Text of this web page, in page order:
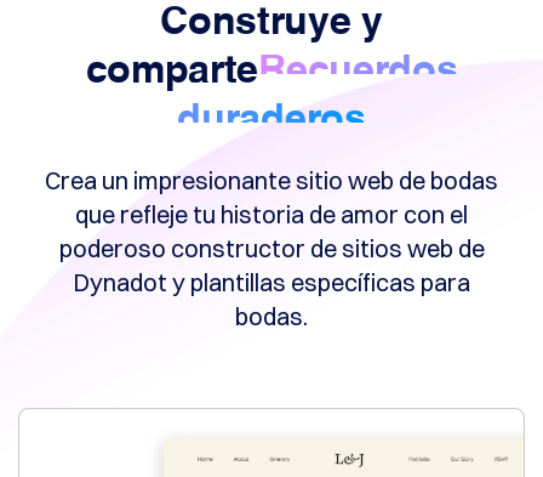
Herramientas
sitios
web
Logos
SSL
Seguridad
Programa
de
Revendedores
Búsqueda
Recursos
Construye y
comparte Recuerdos
duraderos
Crea un impresionante sitio web de bodas
que refleje tu historia de amor con el
poderoso constructor de sitios web de
Dynadot y plantillas específicas para
bodas.